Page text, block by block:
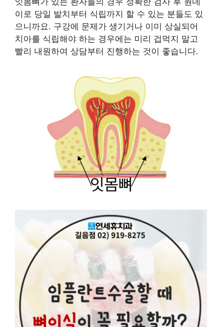
이로 당일 발치부터 식립까지 할 수 있는 분들도 있
으니까요. 구강에 문제가 생기거나 이미 상실되어
치아를 식립해야 하는 경우에는 미리 겁먹지 말고
빨리 내원하여 상담부터 진행하는 것이 좋습니다.